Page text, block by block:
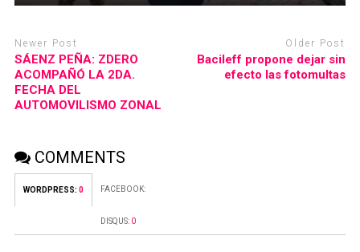
Newer Post
SÁENZ PEÑA: ZDERO
ACOMPAÑÓ LA 2DA.
FECHA DEL
AUTOMOVILISMO ZONAL
Older Post
Bacileff propone dejar sin
efecto las fotomultas
COMMENTS
WORDPRESS: 0 FACEBOOK:
DISQUS: 0